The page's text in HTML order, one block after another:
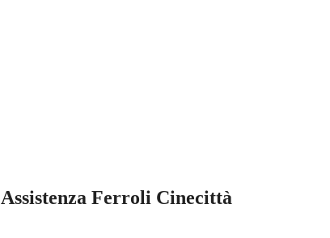
Assistenza Ferroli Cinecittà